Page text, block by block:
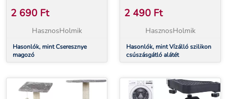
2 690 Ft
HasznosHolmik
Hasonlók, mint Cseresznye
magozó
2 490 Ft
HasznosHolmik
Hasonlók, mint Vízálló szilikon
csúszásgátló alátét